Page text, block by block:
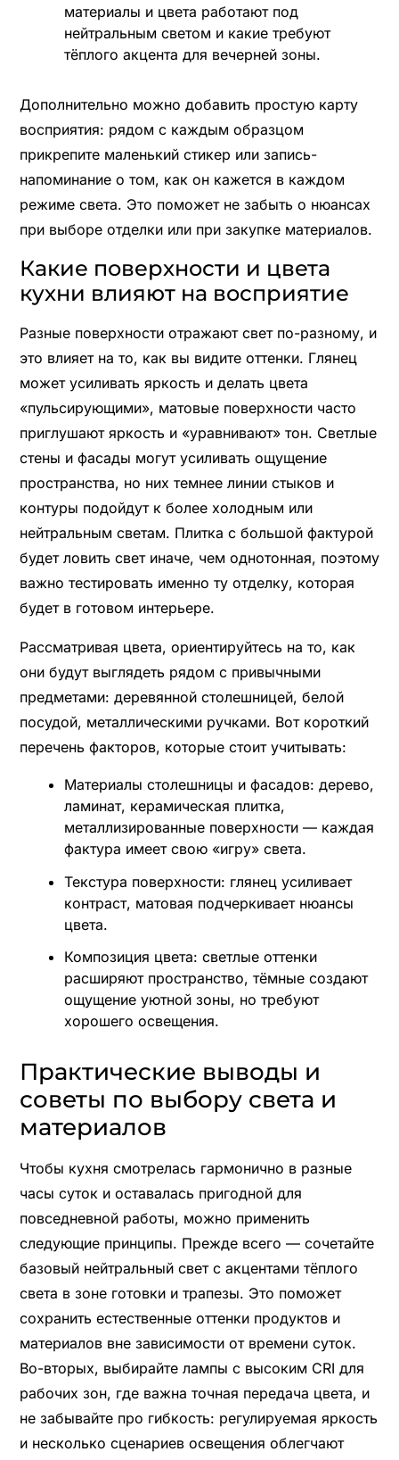
материалы и цвета работают под
нейтральным светом и какие требуют
тёплого акцента для вечерней зоны.
Дополнительно можно добавить простую карту
восприятия: рядом с каждым образцом
прикрепите маленький стикер или запись-
напоминание о том, как он кажется в каждом
режиме света. Это поможет не забыть о нюансах
при выборе отделки или при закупке материалов.
Какие поверхности и цвета
кухни влияют на восприятие
Разные поверхности отражают свет по-разному, и
это влияет на то, как вы видите оттенки. Глянец
может усиливать яркость и делать цвета
«пульсирующими», матовые поверхности часто
приглушают яркость и «уравнивают» тон. Светлые
стены и фасады могут усиливать ощущение
пространства, но них темнее линии стыков и
контуры подойдут к более холодным или
нейтральным светам. Плитка с большой фактурой
будет ловить свет иначе, чем однотонная, поэтому
важно тестировать именно ту отделку, которая
будет в готовом интерьере.
Рассматривая цвета, ориентируйтесь на то, как
они будут выглядеть рядом с привычными
предметами: деревянной столешницей, белой
посудой, металлическими ручками. Вот короткий
перечень факторов, которые стоит учитывать:
Материалы столешницы и фасадов: дерево,
ламинат, керамическая плитка,
металлизированные поверхности — каждая
фактура имеет свою «игру» света.
Текстура поверхности: глянец усиливает
контраст, матовая подчеркивает нюансы
цвета.
Композиция цвета: светлые оттенки
расширяют пространство, тёмные создают
ощущение уютной зоны, но требуют
хорошего освещения.
Практические выводы и
советы по выбору света и
материалов
Чтобы кухня смотрелась гармонично в разные
часы суток и оставалась пригодной для
повседневной работы, можно применить
следующие принципы. Прежде всего — сочетайте
базовый нейтральный свет с акцентами тёплого
света в зоне готовки и трапезы. Это поможет
сохранить естественные оттенки продуктов и
материалов вне зависимости от времени суток.
Во-вторых, выбирайте лампы с высоким CRI для
рабочих зон, где важна точная передача цвета, и
не забывайте про гибкость: регулируемая яркость
и несколько сценариев освещения облегчают